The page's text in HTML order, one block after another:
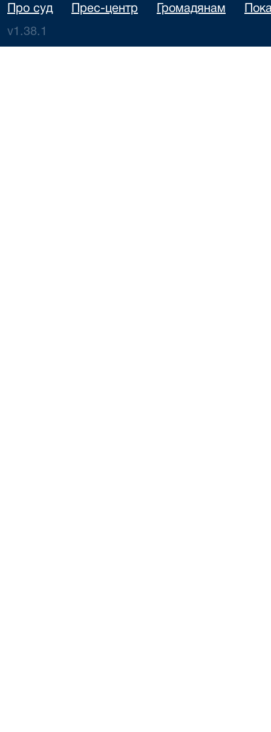
Про суд Прес-центр Громадянам
v1.38.1